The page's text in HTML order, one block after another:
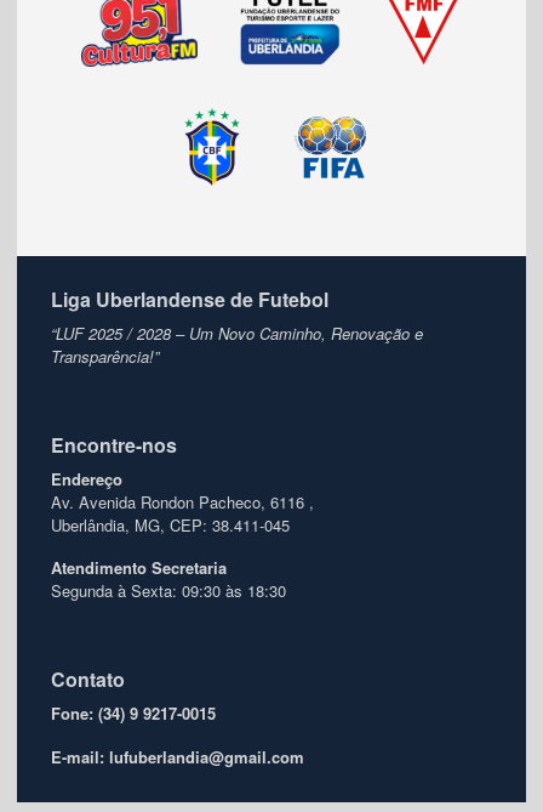
Liga Uberlandense de Futebol
“LUF 2025 / 2028 – Um Novo Caminho, Renovação e
Transparência!”
Encontre-nos
Endereço
Av. Avenida Rondon Pacheco, 6116 ,
Uberlândia, MG, CEP: 38.411-045
Atendimento Secretaria
Segunda à Sexta: 09:30 às 18:30
Contato
Fone: (34) 9 9217-0015
E-mail: lufuberlandia@gmail.com